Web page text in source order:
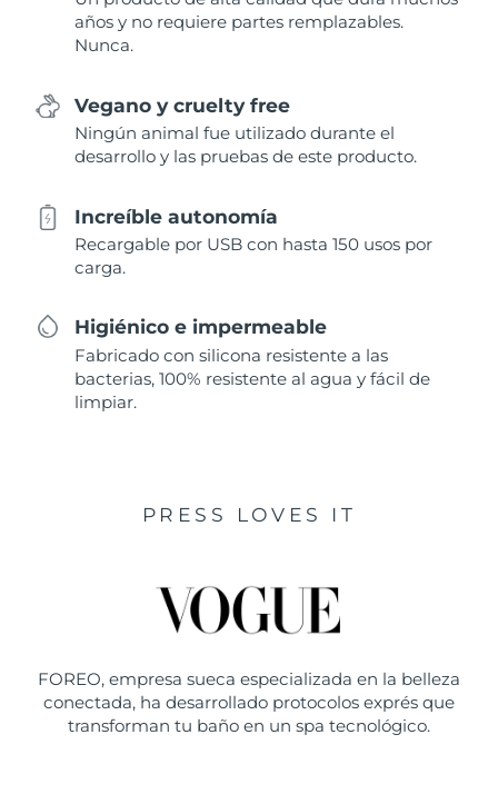
años y no requiere partes remplazables.
Nunca.
Vegano y cruelty free
Ningún animal fue utilizado durante el
desarrollo y las pruebas de este producto.
Increíble autonomía
Recargable por USB con hasta 150 usos por
carga.
Higiénico e impermeable
Fabricado con silicona resistente a las
bacterias, 100% resistente al agua y fácil de
limpiar.
PRESS LOVES IT
FOREO, empresa sueca especializada en la belleza
conectada, ha desarrollado protocolos exprés que
transforman tu baño en un spa tecnológico.